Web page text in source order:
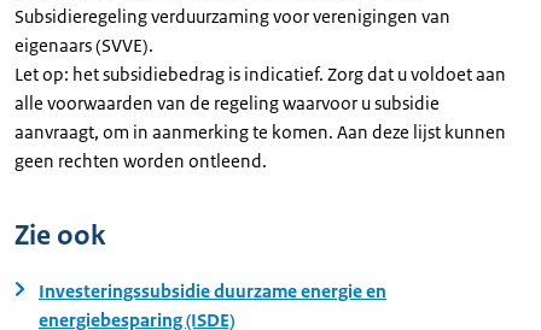
Subsidieregeling verduurzaming voor verenigingen van
eigenaars (SVVE).
Let op: het subsidiebedrag is indicatief. Zorg dat u voldoet aan
alle voorwaarden van de regeling waarvoor u subsidie
aanvraagt, om in aanmerking te komen. Aan deze lijst kunnen
geen rechten worden ontleend.
Zie ook
Investeringssubsidie duurzame energie en
energiebesparing (ISDE)